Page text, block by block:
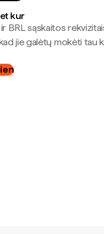
kur
ir BRL sąskaitos
jie galėtų mokėti tau